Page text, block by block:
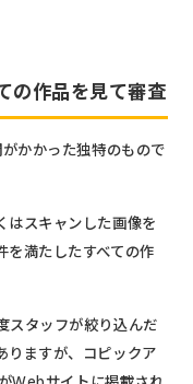
の作品を見て審査
かかった独特のもので
はスキャンした画像を
を満たしたすべての作
スタッフが絞り込んだ
りますが、コピックア